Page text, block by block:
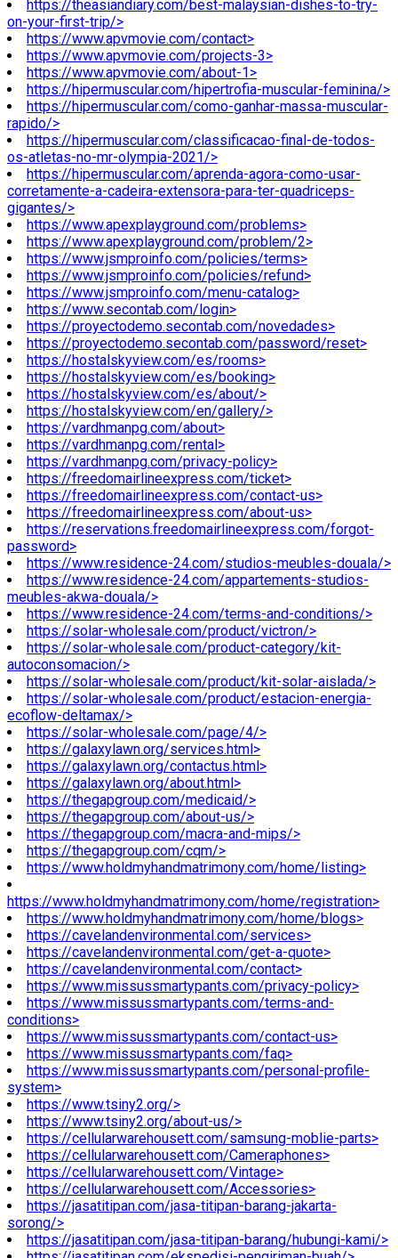
https://theasiandiary.com/best-malaysian-dishes-to-try-
on-your-first-trip/>
https://www.apvmovie.com/contact>
https://www.apvmovie.com/projects-3>
https://www.apvmovie.com/about-1>
https://hipermuscular.com/hipertrofia-muscular-feminina/>
https://hipermuscular.com/como-ganhar-massa-muscular-
rapido/>
https://hipermuscular.com/classificacao-final-de-todos-
os-atletas-no-mr-olympia-2021/>
https://hipermuscular.com/aprenda-agora-como-usar-
corretamente-a-cadeira-extensora-para-ter-quadriceps-
gigantes/>
https://www.apexplayground.com/problems>
https://www.apexplayground.com/problem/2>
https://www.jsmproinfo.com/policies/terms>
https://www.jsmproinfo.com/policies/refund>
https://www.jsmproinfo.com/menu-catalog>
https://www.secontab.com/login>
https://proyectodemo.secontab.com/novedades>
https://proyectodemo.secontab.com/password/reset>
https://hostalskyview.com/es/rooms>
https://hostalskyview.com/es/booking>
https://hostalskyview.com/es/about/>
https://hostalskyview.com/en/gallery/>
https://vardhmanpg.com/about>
https://vardhmanpg.com/rental>
https://vardhmanpg.com/privacy-policy>
https://freedomairlineexpress.com/ticket>
https://freedomairlineexpress.com/contact-us>
https://freedomairlineexpress.com/about-us>
https://reservations.freedomairlineexpress.com/forgot-
password>
https://www.residence-24.com/studios-meubles-douala/>
https://www.residence-24.com/appartements-studios-
meubles-akwa-douala/>
https://www.residence-24.com/terms-and-conditions/>
https://solar-wholesale.com/product/victron/>
https://solar-wholesale.com/product-category/kit-
autoconsomacion/>
https://solar-wholesale.com/product/kit-solar-aislada/>
https://solar-wholesale.com/product/estacion-energia-
ecoflow-deltamax/>
https://solar-wholesale.com/page/4/>
https://galaxylawn.org/services.html>
https://galaxylawn.org/contactus.html>
https://galaxylawn.org/about.html>
https://thegapgroup.com/medicaid/>
https://thegapgroup.com/about-us/>
https://thegapgroup.com/macra-and-mips/>
https://thegapgroup.com/cqm/>
https://www.holdmyhandmatrimony.com/home/listing>
https://www.holdmyhandmatrimony.com/home/registration>
https://www.holdmyhandmatrimony.com/home/blogs>
https://cavelandenvironmental.com/services>
https://cavelandenvironmental.com/get-a-quote>
https://cavelandenvironmental.com/contact>
https://www.missussmartypants.com/privacy-policy>
https://www.missussmartypants.com/terms-and-
conditions>
https://www.missussmartypants.com/contact-us>
https://www.missussmartypants.com/faq>
https://www.missussmartypants.com/personal-profile-
system>
https://www.tsiny2.org/>
https://www.tsiny2.org/about-us/>
https://cellularwarehousett.com/samsung-moblie-parts>
https://cellularwarehousett.com/Cameraphones>
https://cellularwarehousett.com/Vintage>
https://cellularwarehousett.com/Accessories>
https://jasatitipan.com/jasa-titipan-barang-jakarta-
sorong/>
https://jasatitipan.com/jasa-titipan-barang/hubungi-kami/>